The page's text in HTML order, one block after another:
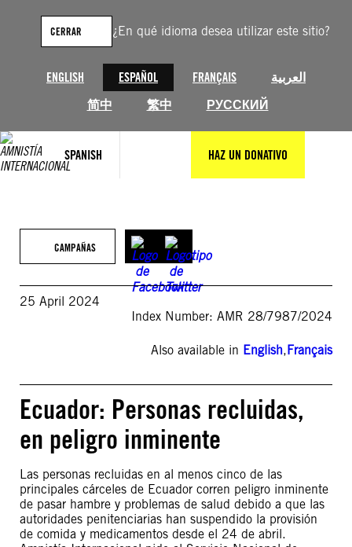
¿En qué idioma desea utilizar este sitio?
ENGLISH ESPAÑOL FRANÇAIS
العربية
简中
繁中 РУССКИЙ
CERRAR
SPANISH HAZ UN DONATIVO
contenido
CAMPAÑAS
25 April 2024
Index Number: AMR 28/7987/2024
Also available in English,Français
Ecuador: Personas recluidas,
en peligro inminente
Las personas recluidas en al menos cinco de las
principales cárceles de Ecuador corren peligro inminente
de pasar hambre y problemas de salud debido a que las
autoridades penitenciarias han suspendido la provisión
de comida y medicamentos desde el 24 de abril.